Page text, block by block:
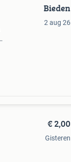
Bieden
2 aug 26
€ 2,00
Gisteren